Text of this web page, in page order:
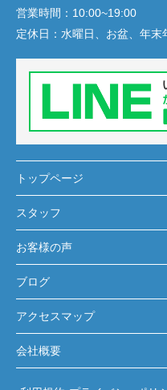
営業時間： 10:00~19:00
定休日： 水曜日、お盆、年末
トップページ
スタッフ
お客様の声
ブログ
アクセスマップ
会社概要